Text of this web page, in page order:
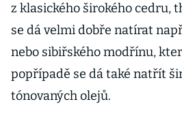
z klasického širokého cedru,
se dá velmi dobře natírat
nebo sibiřského modřínu,
popřípadě se dá také natřít
tónovaných olejů.